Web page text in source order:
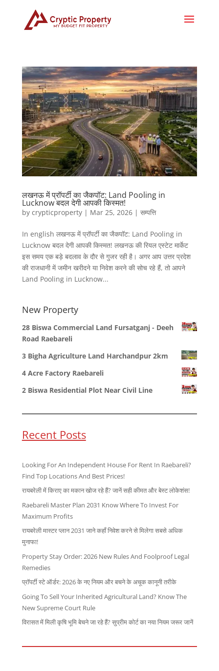
लखनऊ में प्रॉपर्टी का जैकपॉट: Land Pooling in
Lucknow बदल देगी आपकी किस्मत!
by crypticproperty| Mar 25, 2026| सम्पत्ति
In english लखनऊ में प्रॉपर्टी का जैकपॉट: Land Pooling in
Lucknow बदल देगी आपकी किस्मत! लखनऊ की रियल एस्टेट मार्केट
इस समय एक बड़े बदलाव के दौर से गुजर रही है। अगर आप उत्तर प्रदेश
की राजधानी में जमीन खरीदने या निवेश करने की सोच रहे हैं, तो आपने
Land Pooling in Lucknow...
New Property
28 Biswa Commercial Land Fursatganj - Deeh
Road Raebareli
3 Bigha Agriculture Land Harchandpur 2km
4 Acre Factory Raebareli
2 Biswa Residential Plot Near Civil Line
Recent Posts
Looking For An Independent House For Rent In Raebareli?
Find Top Locations And Best Prices!
रायबरेली में किराए का मकान खोज रहे हैं? जानें सही कीमत और बेस्ट लोकेशंस!
Raebareli Master Plan 2031 Know Where To Invest For
Maximum Profits
रायबरेली मास्टर प्लान 2031 जाने कहाँ निवेश करने से मिलेगा सबसे अधिक
मुनाफा!
Property Stay Order: 2026 New Rules And Foolproof Legal
Remedies
प्रॉपर्टी स्टे ऑर्डर: 2026 के नए नियम और बचने के अचूक कानूनी तरीके
Going To Sell Your Inherited Agricultural Land? Know The
New Supreme Court Rule
विरासत में मिली कृषि भूमि बेचने जा रहे हैं? सुप्रीम कोर्ट का नया नियम जरूर जानें